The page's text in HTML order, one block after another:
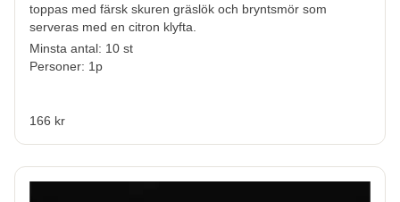
toppas med färsk skuren gräslök och bryntsmör som
serveras med en citron klyfta.
Minsta antal: 10 st
Personer: 1p
166 kr